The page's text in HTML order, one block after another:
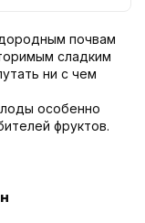
почвам
сладким
ни с чем
особенно
фруктов.